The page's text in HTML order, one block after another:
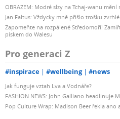
OBRAZEM: Modré slzy na Tchaj-wanu
Jan Faltus: Vždycky mně přišlo trošku
Zapomeňte na rozpálené Středomoří!
pískem do Walesu
Pro generaci Z
#inspirace #wellbeing #news
Jak funguje vztah Lva a Vodnáře?
FASHION NEWS: John Galliano headlinuje
Pop Culture Wrap: Madison Beer řekla